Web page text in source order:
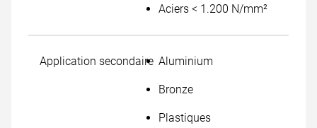
Aciers < 1.200 N/mm²
Application secondaire Aluminium
Bronze
Plastiques